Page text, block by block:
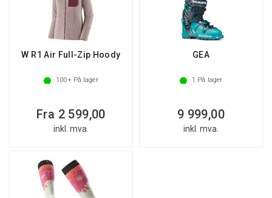
W R1 Air Full-Zip Hoody
100+På lager
Fra 2 599,00
inkl. mva.
GEA
1 På lager
9 999,00
inkl. mva.